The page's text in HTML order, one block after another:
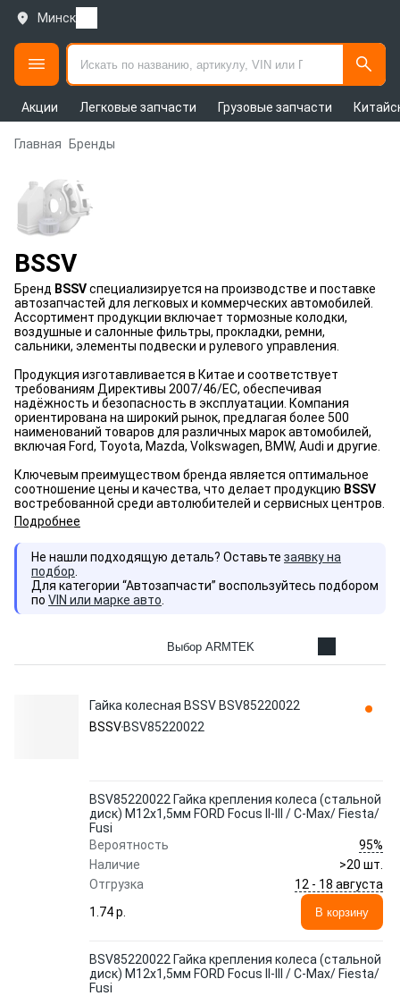
Минск
Акции Легковые запчасти Грузовые запчасти
Главная Бренды
BSSV
Бренд BSSVспециализируется на производстве и поставке
автозапчастей для легковых и коммерческих автомобилей.
Ассортимент продукции включает тормозные колодки,
воздушные и салонные фильтры, прокладки, ремни,
сальники, элементы подвески и рулевого управления.
Продукция изготавливается в Китае и соответствует
требованиям Директивы 2007/46/ЕС, обеспечивая
надёжность и безопасность в эксплуатации. Компания
ориентирована на широкий рынок, предлагая более 500
наименований товаров для различных марок автомобилей,
включая Ford, Toyota, Mazda, Volkswagen, BMW, Audi и другие.
Ключевым преимуществом бренда является оптимальное
соотношение цены и качества, что делает продукцию BSSV
востребованной среди автолюбителей и сервисных центров.
Подробнее
Не нашли подходящую деталь? Оставьте заявку на
подбор
Для категории “Автозапчасти” воспользуйтесь подбором
по VIN или марке авто
Выбор ARMTEK
Гайка колесная BSSV BSV85220022
BSSV BSV85220022
BSV85220022 Гайка крепления колеса (стальной
диск) M12x1,5мм FORD Focus II-III / C-Max/ Fiesta/
Fusi
Вероятность
95%
Наличие
>20 шт.
Отгрузка
12 - 18 августа
1.74 p.
В корзину
BSV85220022 Гайка крепления колеса (стальной
диск) M12x1,5мм FORD Focus II-III / C-Max/ Fiesta/
Fusi